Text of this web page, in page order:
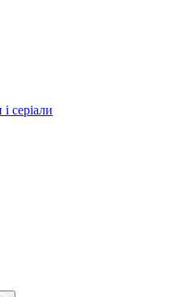
серіали